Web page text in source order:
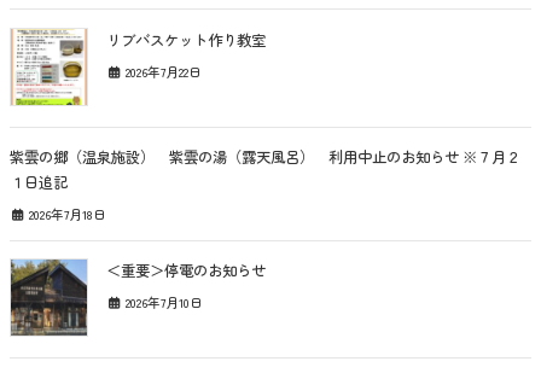
リブバスケット作り教室
2026年7月22日
紫雲の郷（温泉施設） 紫雲の湯（露天風呂） 利用中止のお知らせ ※７月２
１日追記
2026年7月18日
＜重要＞停電のお知らせ
2026年7月10日